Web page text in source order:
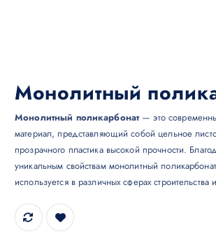
Монолитный
Монолитный поликарбонат— это
материал, представляющий собой цельное
прозрачного пластика высокой прочности.
уникальным свойствам монолитный
используется в различных сферах строительства